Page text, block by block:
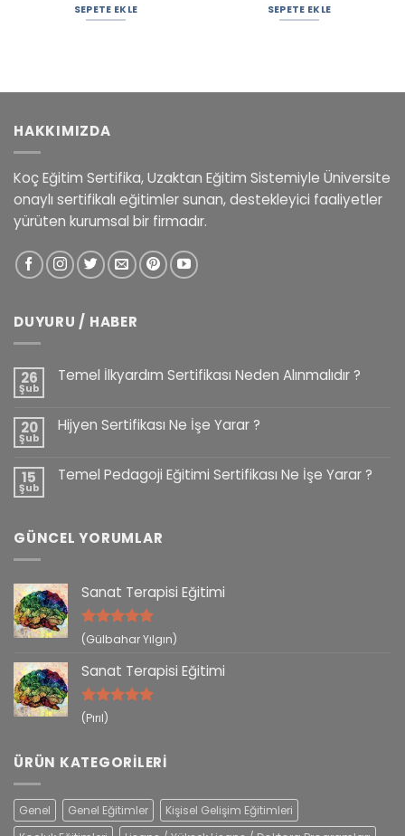
SEPETE EKLE SEPETE EKLE
HAKKIMIZDA
Koç Eğitim Sertifika, Uzaktan Eğitim Sistemiyle Üniversite
onaylı sertifikalı eğitimler sunan, destekleyici faaliyetler
yürüten kurumsal bir firmadır.
DUYURU / HABER
26
Şub
Temel İlkyardım Sertifikası Neden Alınmalıdır ?
20
Şub
Hijyen Sertifikası Ne İşe Yarar ?
15
Şub
Temel Pedagoji Eğitimi Sertifikası Ne İşe Yarar ?
GÜNCEL YORUMLAR
Sanat Terapisi Eğitimi
5 üzerinden
(Gülbahar Yılgın)
Sanat Terapisi Eğitimi
5 üzerinden
(Pırıl)
ÜRÜN KATEGORILERI
Genel Genel Eğitimler
Kişisel Gelişim Eğitimleri